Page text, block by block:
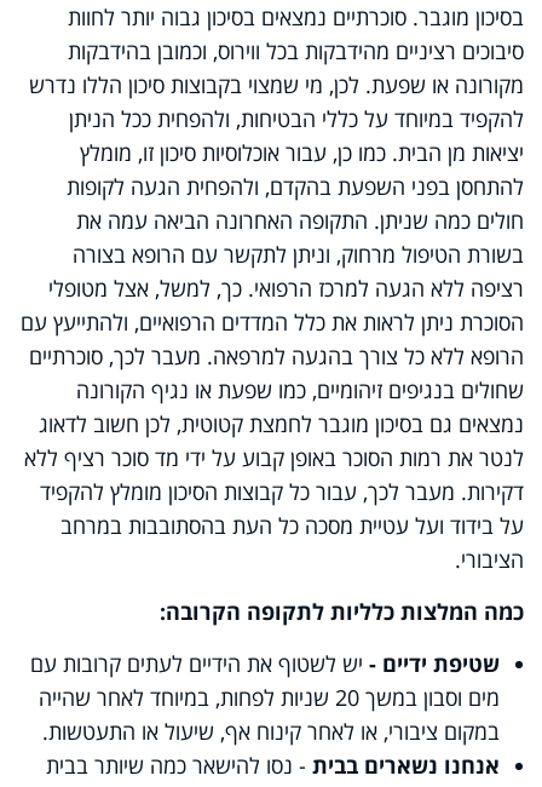
בסיכון מוגבר. סוכרתיים נמצאים בסיכון גבוה יותר לחוות
סיבוכים רציניים מהידבקות בכל ווירוס, וכמובן בהידבקות
מקורונה או שפעת. לכן, מי שמצוי בקבוצות סיכון הללו נדרש
להקפיד במיוחד על כללי הבטיחות, ולהפחית ככל הניתן
יציאות מן הבית. כמו כן, עבור אוכלוסיות סיכון זו, מומלץ
להתחסן בפני השפעת בהקדם, ולהפחית הגעה לקופות
חולים כמה שניתן. התקופה האחרונה הביאה עמה את
בשורת הטיפול מרחוק, וניתן לתקשר עם הרופא בצורה
רציפה ללא הגעה למרכז הרפואי. כך, למשל, אצל מטופלי
הסוכרת ניתן לראות את כלל המדדים הרפואיים, ולהתייעץ עם
הרופא ללא כל צורך בהגעה למרפאה. מעבר לכך, סוכרתיים
שחולים בנגיפים זיהומיים, כמו שפעת או נגיף הקורונה
נמצאים גם בסיכון מוגבר לחמצת קטוטית, לכן חשוב לדאוג
לנטר את רמות הסוכר באופן קבוע על ידי מד סוכר רציף ללא
דקירות. מעבר לכך, עבור כל קבוצות הסיכון מומלץ להקפיד
על בידוד ועל עטיית מסכה כל העת בהסתובבות במרחב
הציבורי.
כמה המלצות כלליות לתקופה הקרובה:
שטיפת ידיים - יש לשטוף את הידיים לעתים קרובות עם
מים וסבון במשך 20 שניות לפחות, במיוחד לאחר שהייה
במקום ציבורי, או לאחר קינוח אף, שיעול או התעטשות.
אנחנו נשארים בבית - נסו להישאר כמה שיותר בבית